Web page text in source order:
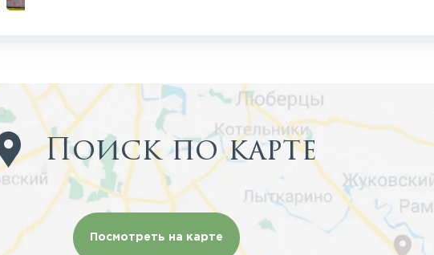
Поиск по карте
Посмотреть на карте